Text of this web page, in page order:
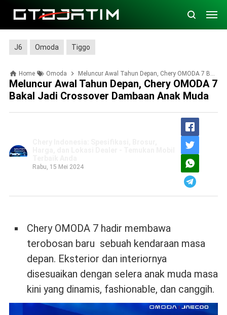
J6 Omoda Tiggo
Home Omoda Meluncur Awal Tahun Depan, Chery OMODA 7 Bakal Jadi Crossover Dambaan Anak Muda
Meluncur Awal Tahun Depan, Chery OMODA 7
Bakal Jadi Crossover Dambaan Anak Muda
Rabu, 15 Mei 2024
Chery OMODA 7 hadir membawa
terobosan baru sebuah kendaraan masa
depan. Eksterior dan interiornya
disesuaikan dengan selera anak muda masa
kini yang dinamis, fashionable, dan canggih.